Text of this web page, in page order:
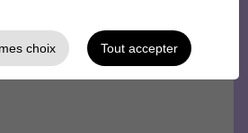
choix Tout accepter